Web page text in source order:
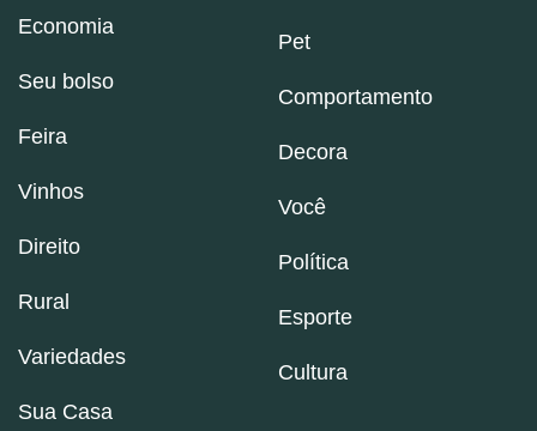
Economia
Seu bolso
Feira
Vinhos
Direito
Rural
Variedades
Sua Casa
Pet
Comportamento
Decora
Você
Política
Esporte
Cultura